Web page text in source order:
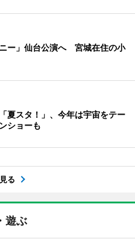
ー」仙台公演へ 宮城在住の小
夏スタ！」、今年は宇宙をテー
ショーも
る
遊ぶ